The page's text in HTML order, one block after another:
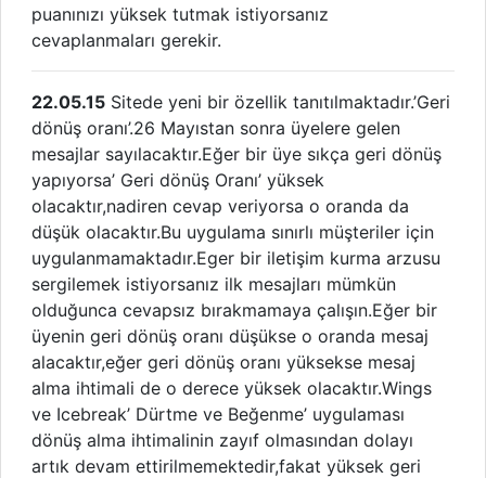
puanınızı yüksek tutmak istiyorsanız
cevaplanmaları gerekir.
22.05.15 Sitede yeni bir özellik tanıtılmaktadır.’Geri
dönüş oranı’.26 Mayıstan sonra üyelere gelen
mesajlar sayılacaktır.Eğer bir üye sıkça geri dönüş
yapıyorsa’ Geri dönüş Oranı’ yüksek
olacaktır,nadiren cevap veriyorsa o oranda da
düşük olacaktır.Bu uygulama sınırlı müşteriler için
uygulanmamaktadır.Eger bir iletişim kurma arzusu
sergilemek istiyorsanız ilk mesajları mümkün
olduğunca cevapsız bırakmamaya çalışın.Eğer bir
üyenin geri dönüş oranı düşükse o oranda mesaj
alacaktır,eğer geri dönüş oranı yüksekse mesaj
alma ihtimali de o derece yüksek olacaktır.Wings
ve Icebreak’ Dürtme ve Beğenme’ uygulaması
dönüş alma ihtimalinin zayıf olmasından dolayı
artık devam ettirilmemektedir,fakat yüksek geri